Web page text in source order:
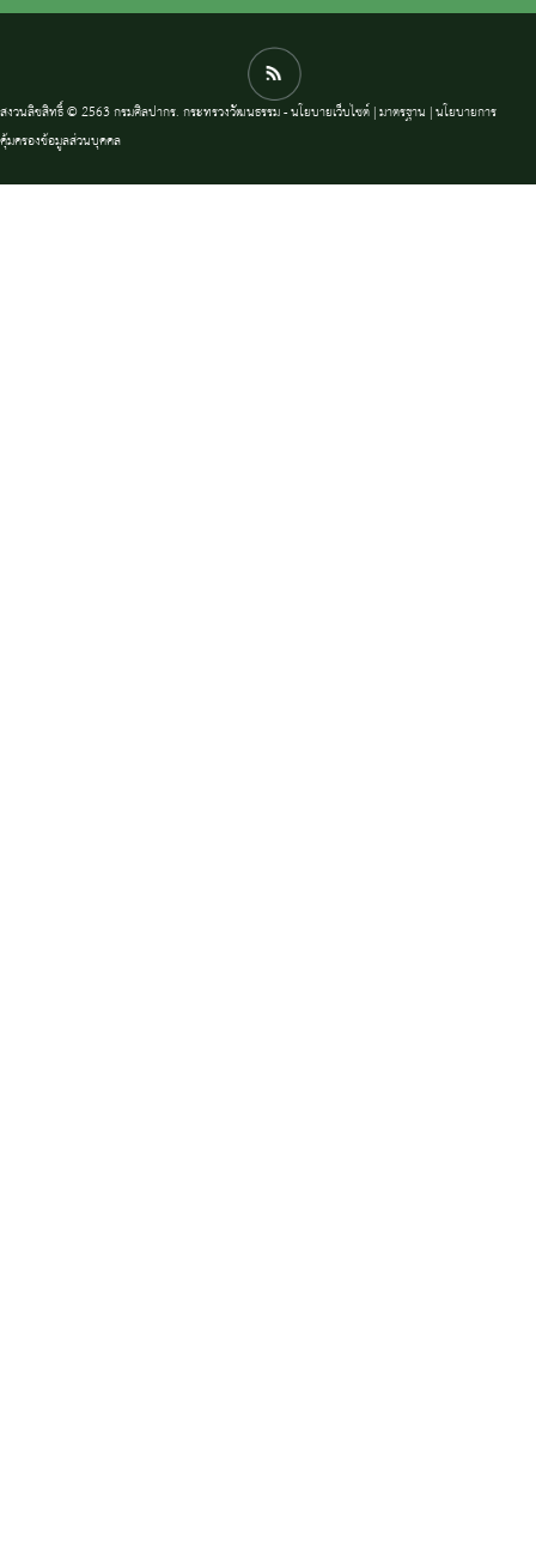
สงวนลิขสิทธิ์ © 2563 กรมศิลปากร. กระทรวงวัฒนธรรม -นโยบายเว็บไซต์|มาตรฐาน |นโยบายการ
คุ้มครองข้อมูลส่วนบุคคล